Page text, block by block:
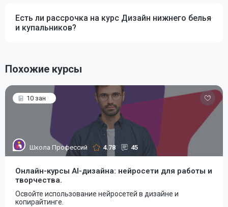
Есть ли рассрочка на курс Дизайн нижнего белья
и купальников?
Похожие курсы
10 зан
Школа Профессий 4.78 45
Онлайн-курсы AI-дизайна: нейросети для работы и
творчества.
Освойте использование нейросетей в дизайне и
копирайтинге.